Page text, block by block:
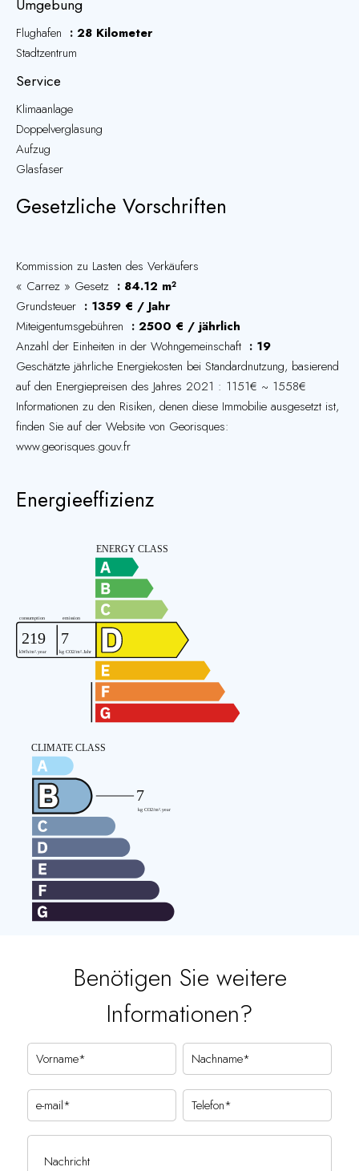
Umgebung
Flughafen
28 Kilometer
Stadtzentrum
Service
Klimaanlage
Doppelverglasung
Aufzug
Glasfaser
Gesetzliche Vorschriften
Kommission zu Lasten des Verkäufers
« Carrez » Gesetz
84.12 m²
Grundsteuer
1359 € / Jahr
Miteigentumsgebühren
2500 € / jährlich
Anzahl der Einheiten in der Wohngemeinschaft
19
Geschätzte jährliche Energiekosten bei Standardnutzung, basierend
auf den Energiepreisen des Jahres 2021 : 1151€ ~ 1558€
Informationen zu den Risiken, denen diese Immobilie ausgesetzt ist,
finden Sie auf der Website von Georisques:
www.georisques.gouv.fr
Energieeffizienz
Benötigen Sie weitere
Informationen?